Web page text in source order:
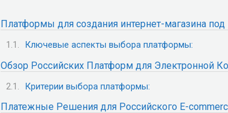
Платформы для создания интернет-магазина
Ключевые аспекты выбора платформы:
Обзор Российских Платформ для Электронной
Критерии выбора платформы:
Платежные Решения для Российского E-